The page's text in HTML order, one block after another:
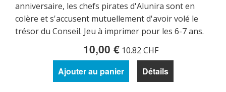
anniversaire, les chefs pirates d'Alunira sont en
colère et s'accusent mutuellement d'avoir volé le
trésor du Conseil. Jeu à imprimer pour les 6-7 ans.
10,00 € 10.82 CHF
Ajouter au panier Détails